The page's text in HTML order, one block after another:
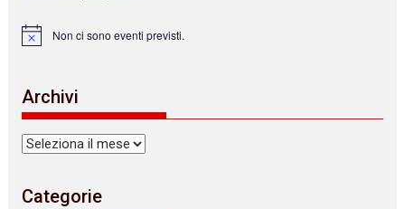
N
c
e
Non ci sono eventi previsti.
Archivi
Archivi
Categorie